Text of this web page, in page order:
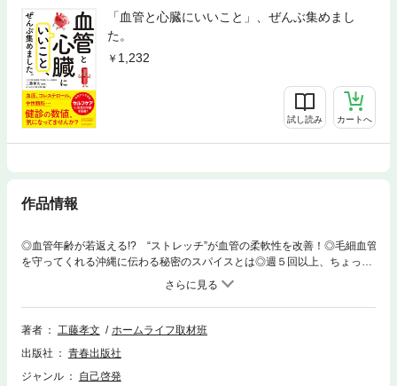
「血管と心臓にいいこと」、ぜんぶ集めまし
た。
1,232
試し読み カートへ
作品情報
◎血管年齢が若返える!? “ストレッチ”が血管の柔軟性を改善！◎毛細血管
を守ってくれる沖縄に伝わる秘密のスパイスとは◎週５回以上、ちょっと
熱めの入浴が、血圧を守る◎３つのスーパーフードが、心臓を強く保
つ・・・など. 健診結果が気になる高血圧、動脈硬化、コレステロール、
中性脂肪といった健診結果が気になる項目に直結する血管と心臓を健やか
に保つための習慣を多角的に紹介する。
著者 工藤孝文
ホームライフ取材班
出版社
青春出版社
ジャンル
自己啓発